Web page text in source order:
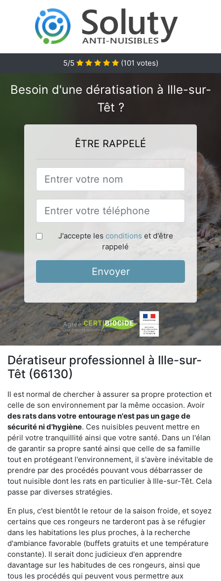
5/5 (101 votes)
Besoin d'une dératisation à Ille-sur-
Têt ?
ÊTRE RAPPELÉ
J'accepte les conditions et d'être
rappelé
Envoyer
Dératiseur professionnel à Ille-sur-
Têt (66130)
Il est normal de chercher à assurer sa propre protection et
celle de son environnement par la même occasion. Avoir
des rats dans votre entourage n'est pas un gage de
sécurité ni d'hygiène. Ces nuisibles peuvent mettre en
péril votre tranquillité ainsi que votre santé. Dans un l'élan
de garantir sa propre santé ainsi que celle de sa famille
tout en protégeant l'environnement, il s'avère inévitable de
prendre par des procédés pouvant vous débarrasser de
tout nuisible dont les rats en particulier à Ille-sur-Têt. Cela
passe par diverses stratégies.
En plus, c'est bientôt le retour de la saison froide, et soyez
certains que ces rongeurs ne tarderont pas à se réfugier
dans les habitations les plus proches, à la recherche
d'ambiance favorable (buffets gratuits et une température
constante). Il serait donc judicieux d'en apprendre
davantage sur les habitudes de ces rongeurs, ainsi que
tous les procédés qui peuvent vous permettre aux